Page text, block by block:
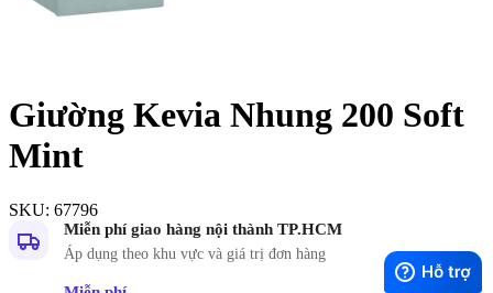
Giường Kevia Nhung 200 Soft
Mint
SKU: 67796
Miễn phí giao hàng nội thành TP.HCM
Áp dụng theo khu vực và giá trị đơn hàng